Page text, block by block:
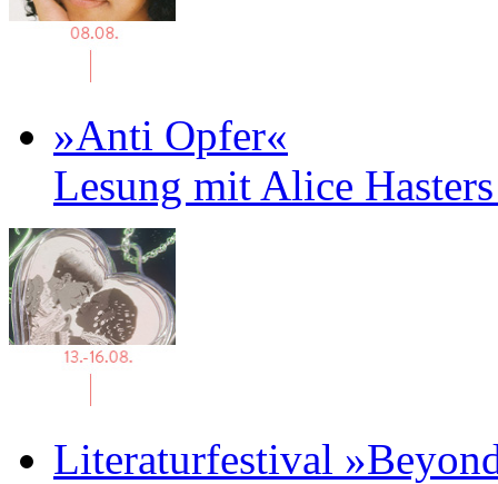
»Anti Opfer«
Lesung mit Alice
Literaturfestival